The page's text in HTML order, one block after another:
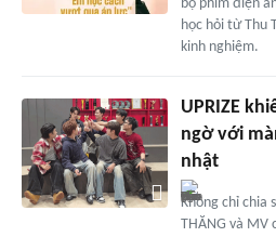
bộ phim điện
học hỏi từ Thu
kinh nghiệm.
UPRIZE
ngờ với
nhật
Không chỉ chia
THĂNG và MV